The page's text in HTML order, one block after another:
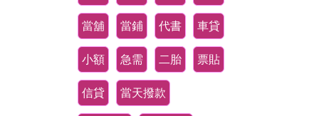
當舖 當鋪 代書 車貸
小額 急需 二胎 票貼
信貸 當天撥款